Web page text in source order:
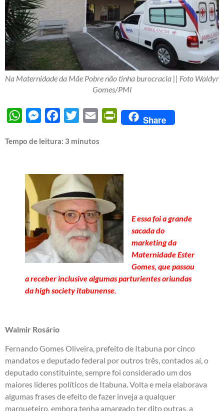
Na Maternidade da Mãe Pobre não tinha burocracia || Foto Waldyr
Gomes/PMI
WhatsAppMessengerFacebook
Twitter Email PrintFriendly
Share
Tempo de leitura: 3 minutos
E essa foi a grande
sacada do
marketing da
Maternidade Ester
Gomes, que passou
a receber inclusive algumas parturientes oriundas
da high society itabunense.
Walmir Rosário
Fernando Gomes Oliveira, prefeito de Itabuna por cinco
mandatos e deputado federal por outros três, contados aí, o
deputado constituinte, sempre foi considerado um dos
maiores líderes políticos de Itabuna. Volta e meia elaborava
algumas frases de efeito de fazer inveja a qualquer
marqueteiro, embora tenha amargado ter dito outras, a